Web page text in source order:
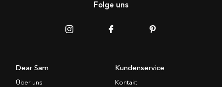
Folge uns
Dear Sam
Über uns
Kundenservice
Kontakt